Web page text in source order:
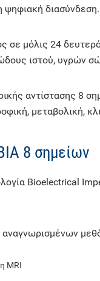
ψηφιακή διασύνδεση.
μόλις 24
ιστού, υγρών
αντίστασης 8
μεταβολική,
8 σημείων
Bioelectrical
αναγνωρισμένων
MRI